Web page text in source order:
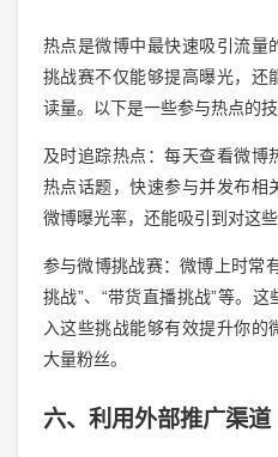
热点是微博中最快速吸引流量
挑战赛不仅能够提高曝光，还
读量。以下是一些参与热点的技
及时追踪热点：每天查看微博
热点话题，快速参与并发布相
微博曝光率，还能吸引到对这
参与微博挑战赛：微博上时常
挑战”、“带货直播挑战”等。
入这些挑战能够有效提升你的
大量粉丝。
六、利用外部推广渠道